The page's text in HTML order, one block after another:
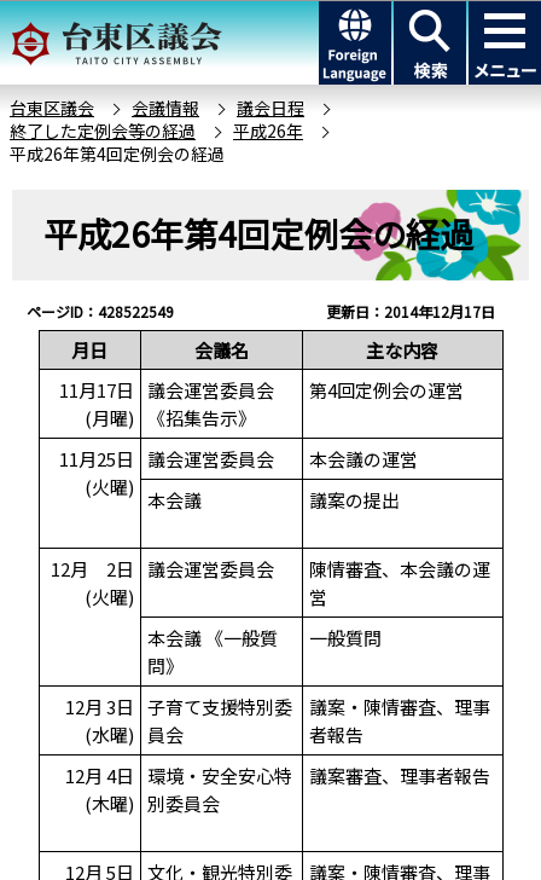
こ
の
ー
ジ
の
このページの本文へ移動
台東区議会 会議情報
議会日程
終了した定例会等の経過
平成26年
平成26年第4回定例会の経過
平成26年第4回定例会の経過
ページID：428522549 更新日：2014年12月17日
月日 会議名
主な内容
11月17日
(月曜)
議会運営委員会
《招集告示》
第4回定例会の運営
11月25日
(火曜)
議会運営委員会
本会議の運営
本会議
議案の提出
12月 2日
(火曜)
議会運営委員会
陳情審査、本会議の運
営
本会議 《一般質
問》
一般質問
12月 3日
(水曜)
子育て支援特別委
員会
議案・陳情審査、理事
者報告
12月 4日
(木曜)
環境・安全安心特
別委員会
議案審査、理事者報告
12月 5日
文化・観光特別委
議案・陳情審査、理事